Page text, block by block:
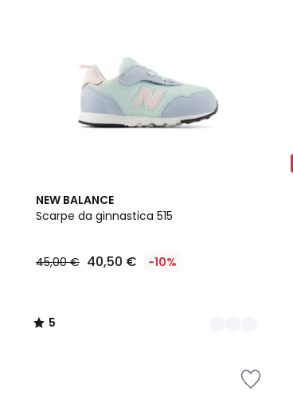
NEW BALANCE
Scarpe da ginnastica 515
45,00 € 40,50 € -10%
5
/
2
Colori
5
/